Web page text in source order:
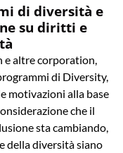
di diversità e
su diritti e
e altre corporation,
di Diversity,
motivazioni alla base
che il
sta cambiando,
della diversità siano